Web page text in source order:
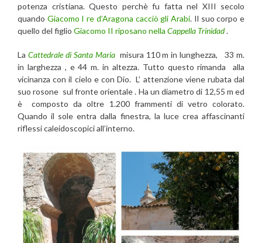
potenza cristiana. Questo perchè fu fatta nel XIII secolo
quando Giacomo I re d’Aragona cacciò gli Arabi. Il suo corpo e
quello del figlio Giacomo II riposano nella Cappella Trinidad.
La Cattedrale diSanta Mariamisura 110 m in lunghezza, 33 m.
in larghezza , e 44 m. in altezza. Tutto questo rimanda alla
vicinanza con il cielo e con Dio. L’ attenzione viene rubata dal
suo rosone sul fronte orientale . Ha un diametro di 12,55 m ed
è composto da oltre 1.200 frammenti di vetro colorato.
Quando il sole entra dalla finestra, la luce crea affascinanti
riflessi caleidoscopici all’interno.